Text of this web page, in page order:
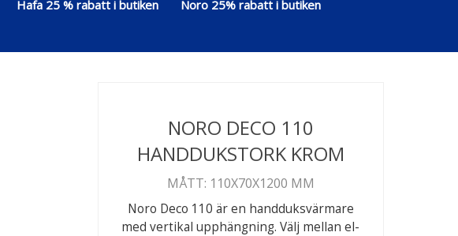
Hafa 25 % rabatt i butiken
Noro 25% rabatt i butiken
NORO DECO 110
HANDDUKSTORK KROM
MÅTT: 110X70X1200 MM
Noro Deco 110 är en handduksvärmare
med vertikal upphängning. Välj mellan el-